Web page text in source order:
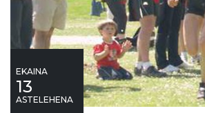
EKAINA
13
ASTELEHENA